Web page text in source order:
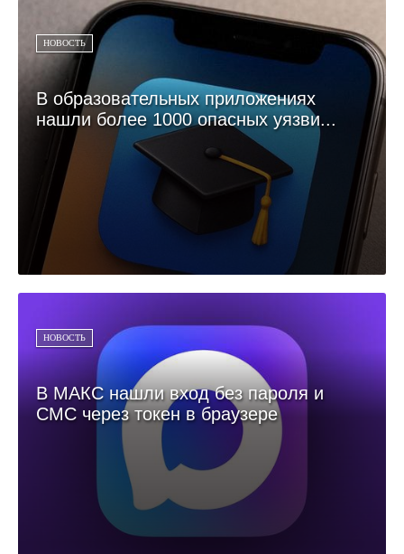
НОВОСТЬ
В образовательных приложениях
нашли более 1000 опасных уязви...
НОВОСТЬ
В МАКС нашли вход без пароля и
СМС через токен в браузере